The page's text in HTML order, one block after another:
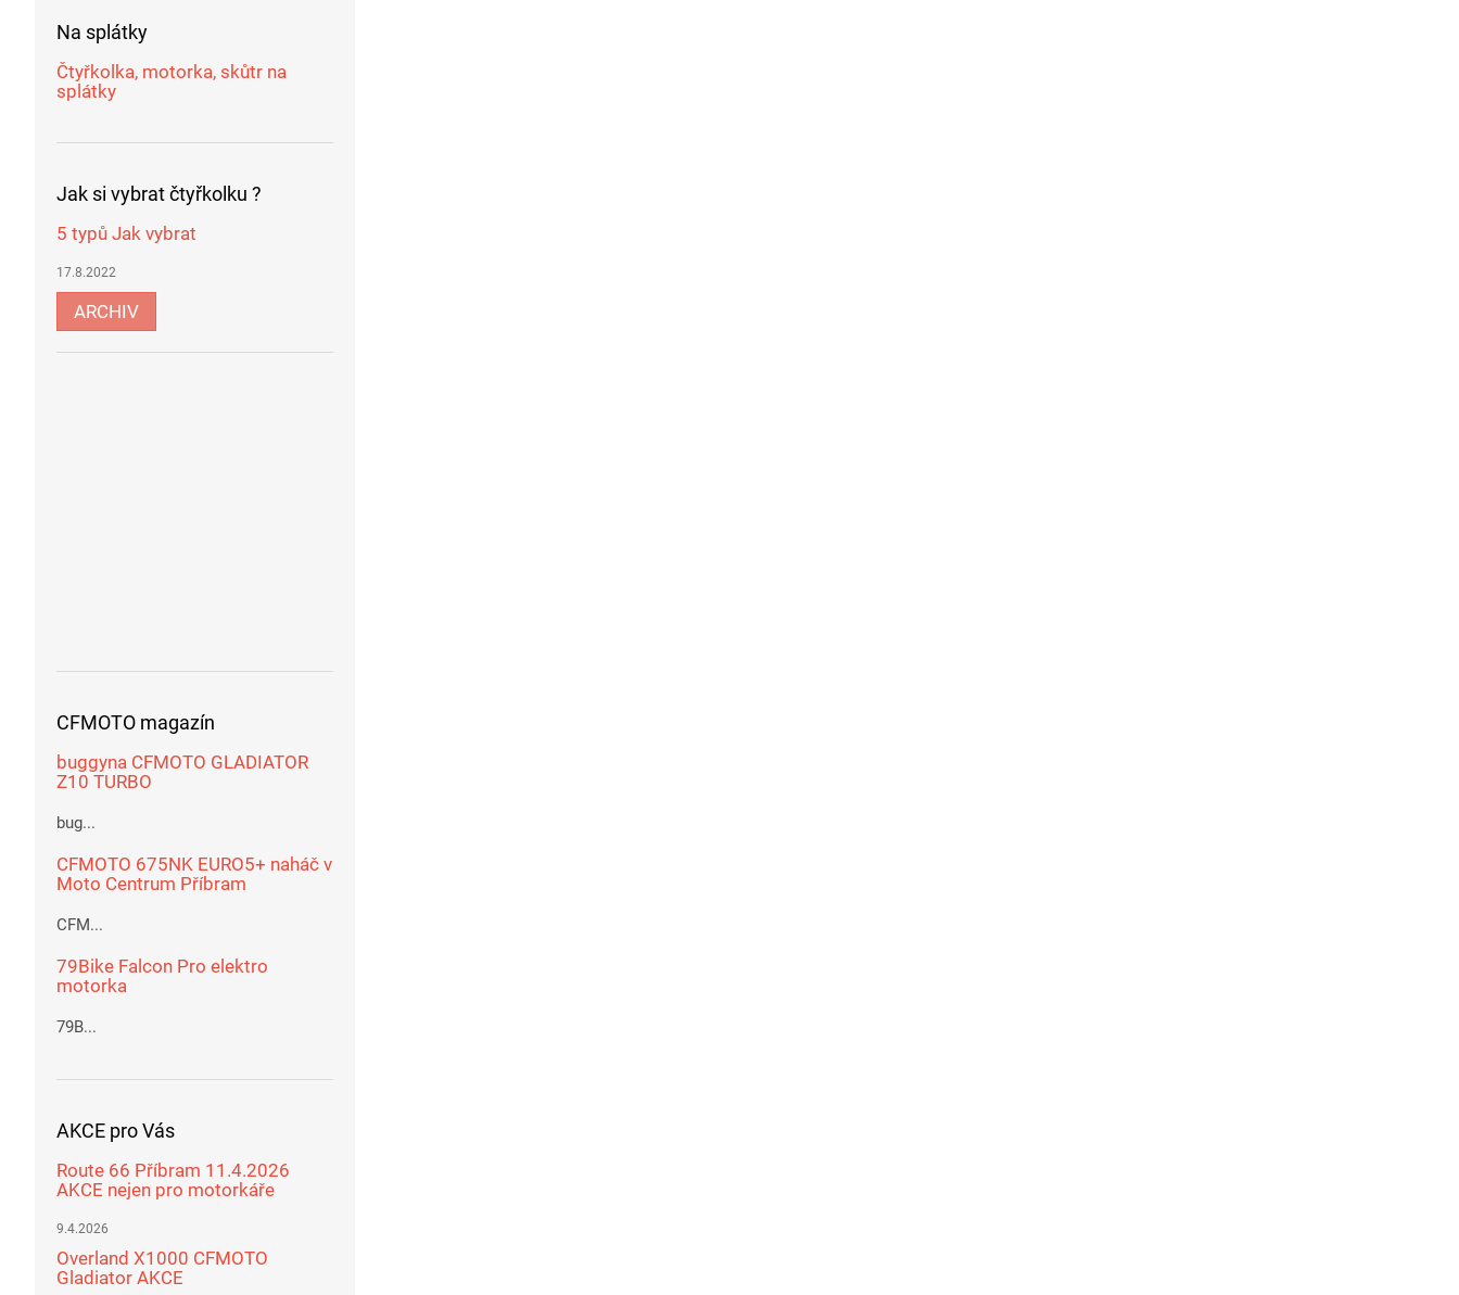
Na splátky
Čtyřkolka, motorka, skůtr na
splátky
Jak si vybrat čtyřkolku ?
5 typů Jak vybrat
17.8.2022
ARCHIV
CFMOTO magazín
buggyna CFMOTO GLADIATOR
Z10 TURBO
bug...
CFMOTO 675NK EURO5+ naháč v
Moto Centrum Příbram
CFM...
79Bike Falcon Pro elektro
motorka
79B...
AKCE pro Vás
Route 66 Příbram 11.4.2026
AKCE nejen pro motorkáře
9.4.2026
Overland X1000 CFMOTO
Gladiator AKCE